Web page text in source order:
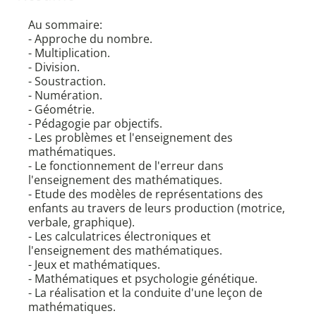
Au sommaire:
- Approche du nombre.
- Multiplication.
- Division.
- Soustraction.
- Numération.
- Géométrie.
- Pédagogie par objectifs.
- Les problèmes et l'enseignement des
mathématiques.
- Le fonctionnement de l'erreur dans
l'enseignement des mathématiques.
- Etude des modèles de représentations des
enfants au travers de leurs production (motrice,
verbale, graphique).
- Les calculatrices électroniques et
l'enseignement des mathématiques.
- Jeux et mathématiques.
- Mathématiques et psychologie génétique.
- La réalisation et la conduite d'une leçon de
mathématiques.